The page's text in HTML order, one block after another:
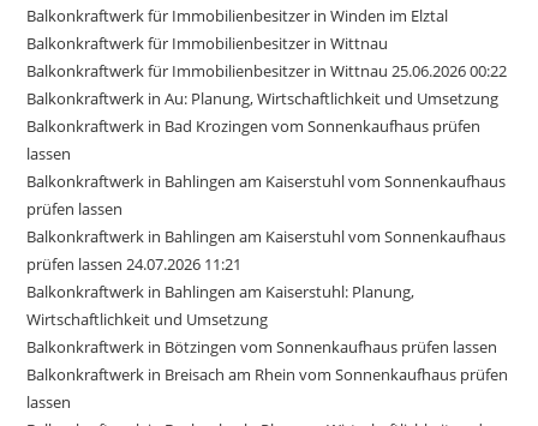
Balkonkraftwerk für Immobilienbesitzer in Winden im Elztal
Balkonkraftwerk für Immobilienbesitzer in Wittnau
Balkonkraftwerk für Immobilienbesitzer in Wittnau 25.06.2026 00:22
Balkonkraftwerk in Au: Planung, Wirtschaftlichkeit und Umsetzung
Balkonkraftwerk in Bad Krozingen vom Sonnenkaufhaus prüfen
lassen
Balkonkraftwerk in Bahlingen am Kaiserstuhl vom Sonnenkaufhaus
prüfen lassen
Balkonkraftwerk in Bahlingen am Kaiserstuhl vom Sonnenkaufhaus
prüfen lassen 24.07.2026 11:21
Balkonkraftwerk in Bahlingen am Kaiserstuhl: Planung,
Wirtschaftlichkeit und Umsetzung
Balkonkraftwerk in Bötzingen vom Sonnenkaufhaus prüfen lassen
Balkonkraftwerk in Breisach am Rhein vom Sonnenkaufhaus prüfen
lassen